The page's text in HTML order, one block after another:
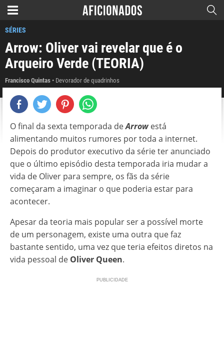
SÉRIES
Arrow: Oliver vai revelar que é o
Arqueiro Verde (TEORIA)
Francisco Quintas Devorador de quadrinhos
O final da sexta temporada deArrowestá
alimentando muitos rumores por toda a internet.
Depois do produtor executivo da série ter anunciado
que o último episódio desta temporada iria mudar a
vida de Oliver para sempre, os fãs da série
começaram a imaginar o que poderia estar para
acontecer.
Apesar da teoria mais popular ser a possível morte
de um personagem, existe uma outra que faz
bastante sentido, uma vez que teria efeitos diretos na
vida pessoal de Oliver Queen.